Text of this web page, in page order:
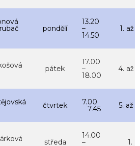
pondělí
13.20
–
14.50
1. až 5.
pátek
17.00
–
18.00
4. až
čtvrtek 7.00
– 7.45 5. až
středa
14.00
– 1.